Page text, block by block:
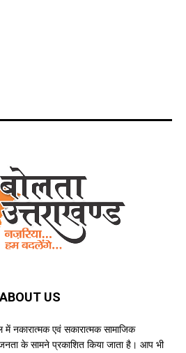
ABOUT US
में नकारात्मक एवं सकारात्मक सामाजिक
के सामने प्रकाशित किया जाता है। आप भी